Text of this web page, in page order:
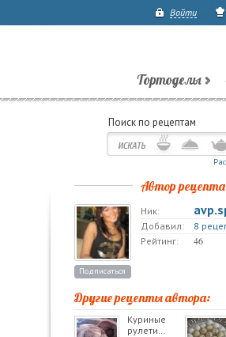
Войти
Тортоделы
Поиск по рецептам
Автор
Подписаться
Ник:
Добавил:
8
Рейтинг:
46
Другие рецепты автора:
Куриные
рулети…